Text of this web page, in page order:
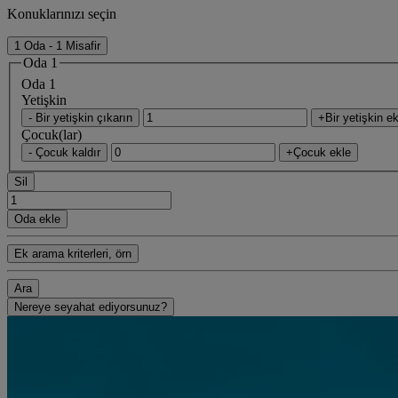
Konuklarınızı seçin
1 Oda - 1 Misafir
Oda 1
Oda 1
Yetişkin
- Bir yetişkin çıkarın +Bir yetişkin
Çocuk(lar)
- Çocuk kaldır +Çocuk ekle
Sil
Oda ekle
Ek arama kriterleri, örn
Ara
Nereye seyahat ediyorsunuz?